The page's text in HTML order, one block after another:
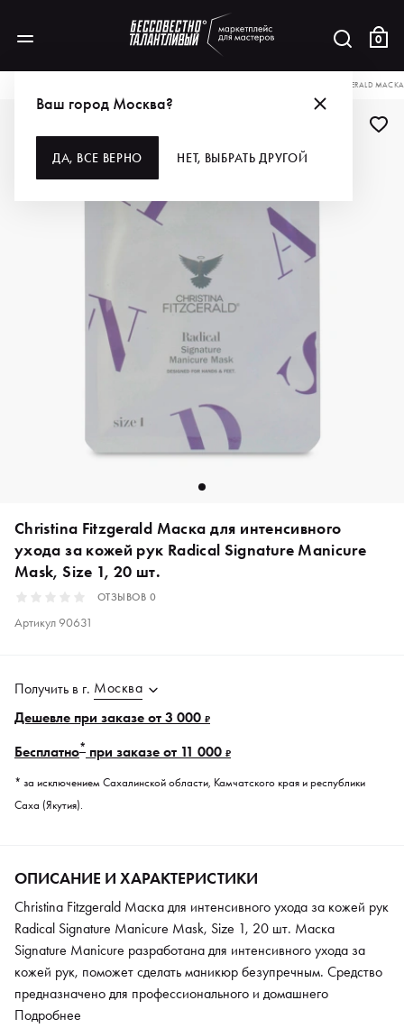
0
Ваш город Москва?
ДА, ВСЕ ВЕРНО НЕТ, ВЫБРАТЬ ДРУГОЙ
CHRISTINA FITZGERALD
Christina Fitzgerald Маска для интенсивного
ухода за кожей рук Radical Signature Manicure
Mask, Size 1, 20 шт.
ОТЗЫВОВ 0
Артикул 90631
Получить в г. Москва
Дешевле при заказе от 3 000 ₽
Бесплатно* при заказе от 11 000 ₽
* за исключением Сахалинской области, Камчатского края и республики
Саха (Якутия).
ОПИСАНИЕ И ХАРАКТЕРИСТИКИ
Christina Fitzgerald Маска для интенсивного ухода за кожей рук
Radical Signature Manicure Mask, Size 1, 20 шт. Маска
Signature Manicure разработана для интенсивного ухода за
кожей рук, поможет сделать маникюр безупречным. Средство
предназначено для профессионального и домашнего
использования, эффект можно увидеть даже от первого
Подробнее